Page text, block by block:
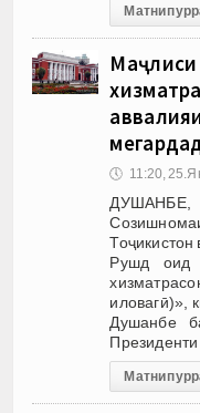
Матни
🕔 11:20,
ДУШАНБЕ,
Рушд оид
иловагӣ)»,
Душанбе
Матни